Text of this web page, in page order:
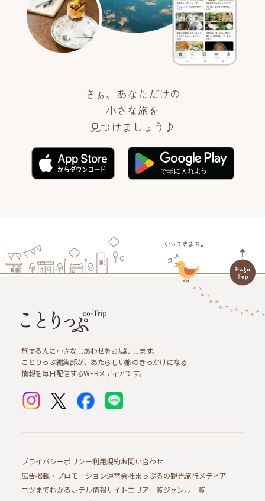
さぁ、あなただけの
小さな旅を
見つけましょう♪
旅する人に小さなしあわせをお届けします。
ことりっぷ編集部が、あたらしい旅のきっかけになる
情報を毎日配信するWEBメディアです。
プライバシーポリシー利用規約お問い合わせ
広告掲載・プロモーション運営会社まっぷるの観光旅行メディア
コツまでわかるホテル情報サイトエリア一覧ジャンル一覧